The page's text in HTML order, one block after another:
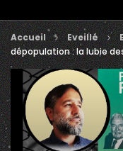
Accueil Eveillé
dépopulation : la lubie